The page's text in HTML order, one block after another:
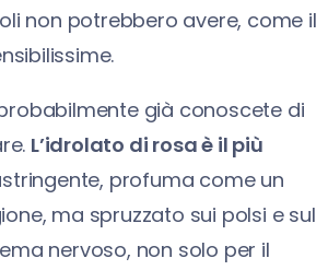
non potrebbero avere, come il
già conoscete di
L’idrolato di rosa è il più
profuma come un
ma spruzzato sui polsi e sul
nervoso, non solo per il